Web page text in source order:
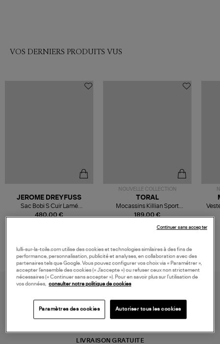
VOS DERNIERS PRODUITS VUS
480,00 €
JEROME DREYFUSS
Sac Bobi S Cuir Lamé
Champagne
NOUVELLE COLLECTION
189,00 €
TORAL
Mocassins Killian Sport
Mousse
LIVRAISON GRATUITE
lulli-sur-la-toile.com utilise des cookies et technologies similaires à des fins de
performance, personnalisation, publicité et analyses, en collaboration avec des
partenaires tels que Google. Vous pouvez configurer vos choix via « Paramétrer »,
accepter l’ensemble des cookies (« J’accepte ») ou refuser ceux non strictement
nécessaires (« Continuer sans accepter »). Pour en savoir plus sur l’utilisation de
vos données, consulter notre politique de cookies
Paramètres des cookies Autoriser tous les cookies
Continuer sans accepter